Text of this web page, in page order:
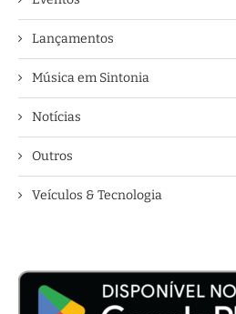
Lançamentos
Música em Sintonia
Notícias
Outros
Veículos & Tecnologia